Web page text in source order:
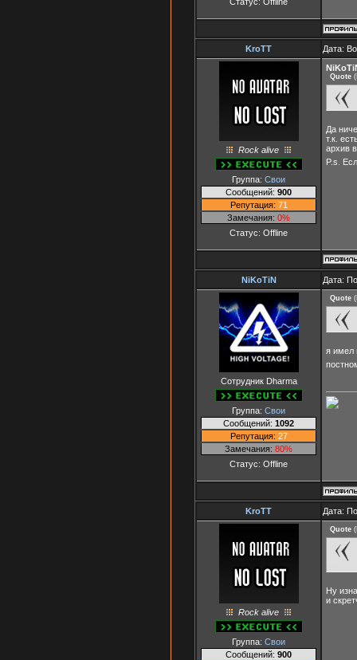
KroTT Дата:
Rock alive
Группа: Свои
Сообщений: 900
Репутация: 71
Замечания: 0%
Статус: Offline
Quote (
Да
т.к.
архив
P.s.
NiKoTiN Дата:
Сотрудник Dharma
Группа: Свои
Сообщений: 1092
Репутация: 27
Замечания: 80%
Статус: Offline
Quote (
я имел
KroTT Дата:
Rock alive
Группа: Свои
Сообщений: 900
Quote (
Ну
и